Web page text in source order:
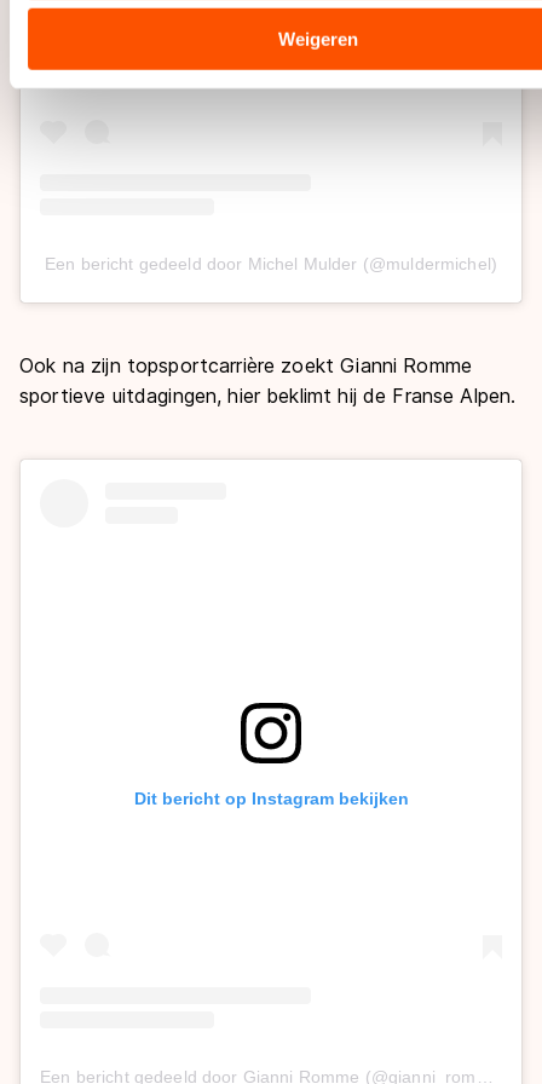
overdracht. Meer informatie vindt u in onscookiebeleid.
Weigeren
Een bericht gedeeld door Michel Mulder (@muldermichel)
Ook na zijn topsportcarrière zoekt Gianni Romme
sportieve uitdagingen, hier beklimt hij de Franse Alpen.
Dit bericht op Instagram bekijken